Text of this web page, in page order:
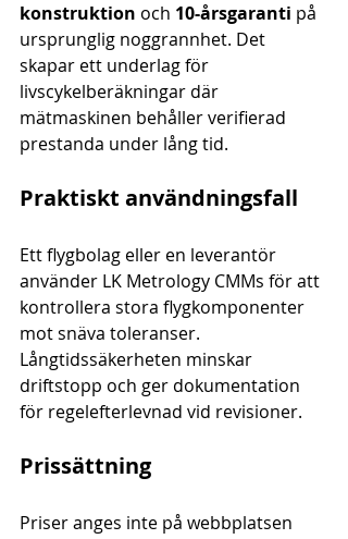
konstruktion och 10-årsgaranti på
ursprunglig noggrannhet. Det
skapar ett underlag för
livscykelberäkningar där
mätmaskinen behåller verifierad
prestanda under lång tid.
Praktiskt användningsfall
Ett flygbolag eller en leverantör
använder LK Metrology CMMs för att
kontrollera stora flygkomponenter
mot snäva toleranser.
Långtidssäkerheten minskar
driftstopp och ger dokumentation
för regelefterlevnad vid revisioner.
Prissättning
Priser anges inte på webbplatsen